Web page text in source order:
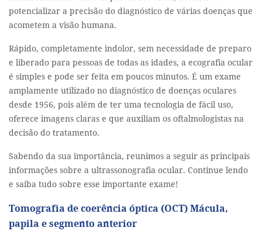
potencializar a precisão do diagnóstico de várias doenças que
acometem a visão humana.
Rápido, completamente indolor, sem necessidade de preparo
e liberado para pessoas de todas as idades, a ecografia ocular
é simples e pode ser feita em poucos minutos. É um exame
amplamente utilizado no diagnóstico de doenças oculares
desde 1956, pois além de ter uma tecnologia de fácil uso,
oferece imagens claras e que auxiliam os oftalmologistas na
decisão do tratamento.
Sabendo da sua importância, reunimos a seguir as principais
informações sobre a ultrassonografia ocular. Continue lendo
e saiba tudo sobre esse importante exame!
Tomografia de coerência óptica (OCT) Mácula,
papila e segmento anterior